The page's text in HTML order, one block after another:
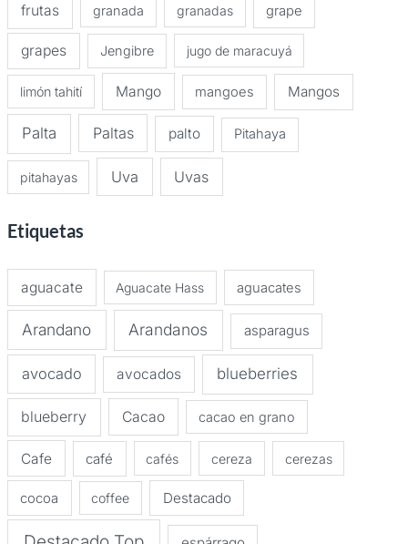
frutas granada granadas grape
grapes Jengibre jugo de maracuyá
limón tahití Mango mangoes Mangos
Palta Paltas palto Pitahaya
pitahayas Uva Uvas
Etiquetas
aguacate Aguacate Hass aguacates
Arandano Arandanos asparagus
avocado avocados blueberries
blueberry Cacao cacao en grano
Cafe café cafés cereza cerezas
cocoa coffee Destacado